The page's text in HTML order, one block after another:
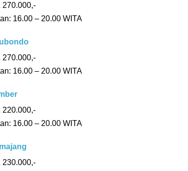
270.000,-
16.00 – 20.00 WITA
270.000,-
16.00 – 20.00 WITA
220.000,-
16.00 – 20.00 WITA
230.000,-